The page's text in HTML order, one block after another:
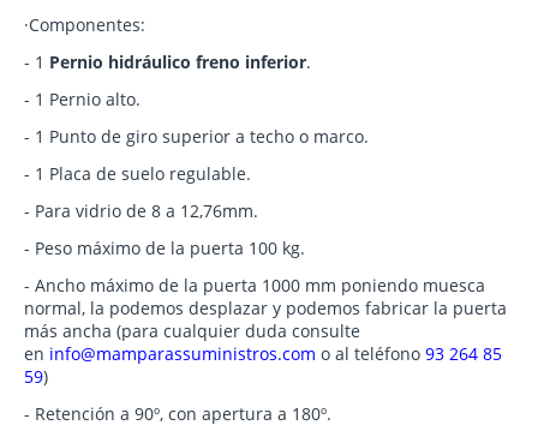
·Componentes:
- 1 Pernio hidráulico freno inferior.
- 1 Pernio alto.
- 1 Punto de giro superior a techo o marco.
- 1 Placa de suelo regulable.
- Para vidrio de 8 a 12,76mm.
- Peso máximo de la puerta 100 kg.
- Ancho máximo de la puerta 1000 mm poniendo muesca
normal, la podemos desplazar y podemos fabricar la puerta
más ancha (para cualquier duda consulte
en info@mamparassuministros.com o al teléfono 93 264 85
59)
- Retención a 90º, con apertura a 180º.